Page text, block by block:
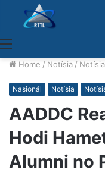
Home / Notísia /
Nasionál Notísia
AADDC
Hodi
Alumni no